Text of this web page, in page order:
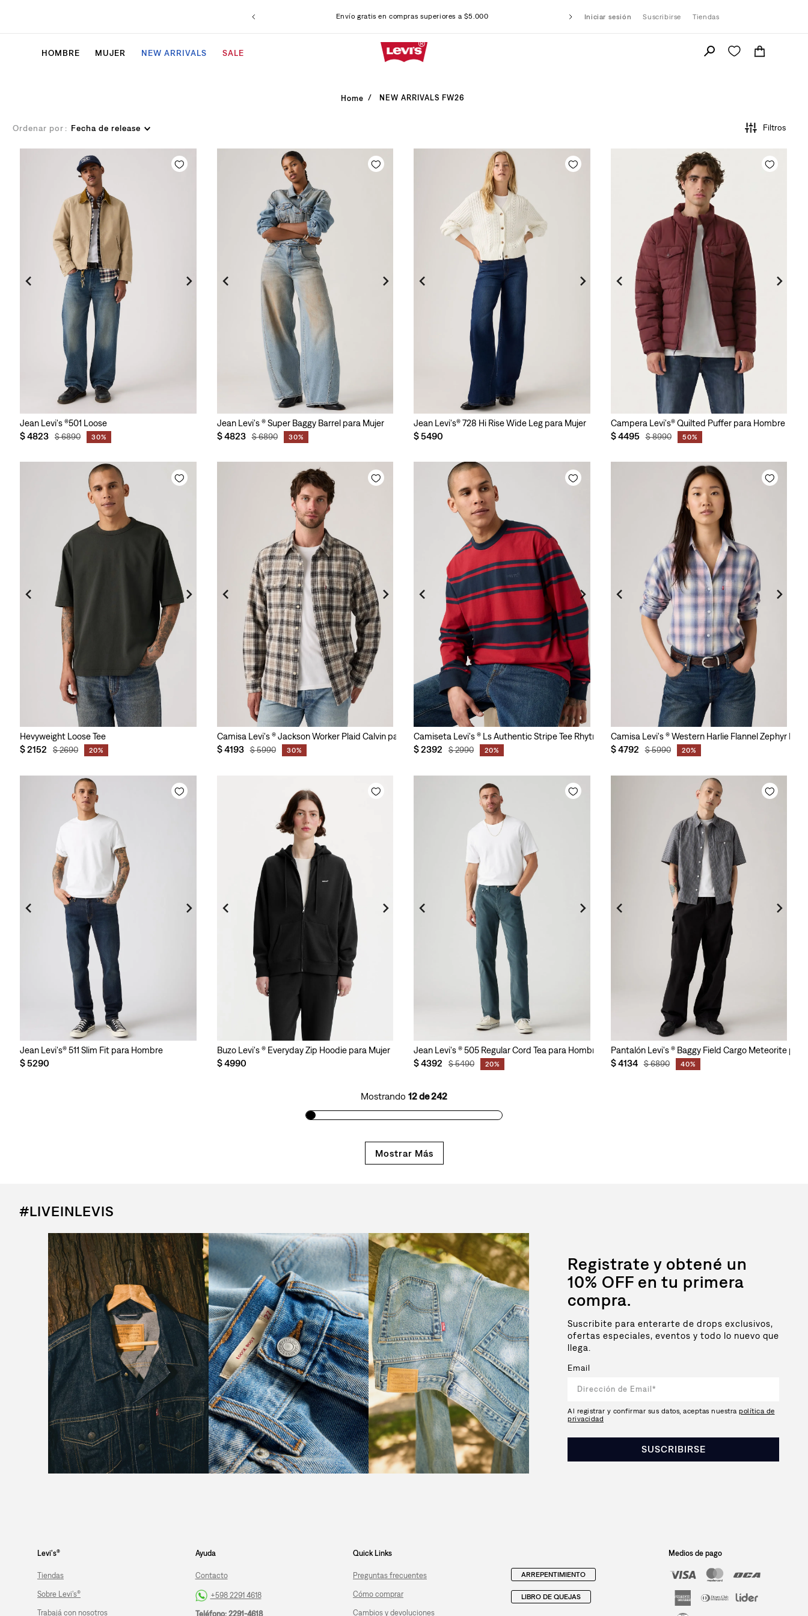
Envío gratis en compras superiores a $5.000 Iniciar sesión Suscribirse Tiendas
HOMBRE MUJER NEW ARRIVALS SALE
NEW ARRIVALS FW26
Ordenar por Fecha de release
Jean Levi's ®501 Loose
$4823 $6890 30%
Jean Levi's ® Super Baggy Barrel para Mujer
$4823 $6890 30%
Jean Levi's® 728 Hi Rise Wide Leg para Mujer
$5490
Campera Levi's® Quilted Puffer para Hombre
$4495 $8990 50%
Hevyweight Loose Tee
$2152 $2690 20%
Camisa Levi's ® Jackson Worker Plaid Calvin para Hombre
$4193 $5990 30%
Camiseta Levi's ® Ls Authentic Stripe Tee Rhytmic para Hombre
$2392 $2990 20%
Camisa Levi's ® Western Harlie Flannel Zephyr
$4792 $5990 20%
Jean Levi's® 511 Slim Fit para Hombre
$5290
Buzo Levi's ® Everyday Zip Hoodie para Mujer
$4990
Jean Levi's ® 505 Regular Cord Tea para Hombre
$4392 $5490 20%
Pantalón Levi's ® Baggy Field Cargo Meteorite
$4134 $6890 40%
Mostrando 12 de 242
Mostrar Más
#LIVEINLEVIS
Registrate y obtené un
10% OFF en tu primera
compra.
Suscribite para enterarte de drops exclusivos,
ofertas especiales, eventos y todo lo nuevo que
llega.
Email
Al registrar y confirmar sus datos, aceptas nuestra política de
privacidad
SUSCRIBIRSE
Levi's®
Tiendas
Sobre Levi's®
Trabajá con nosotros
Ayuda
Contacto
+598 2291 4618
Teléfono: 2291-4618
Quick Links
Preguntas frecuentes
Cómo comprar
Cambios y devoluciones
ARREPENTIMIENTO
LIBRO DE QUEJAS
Medios de pago